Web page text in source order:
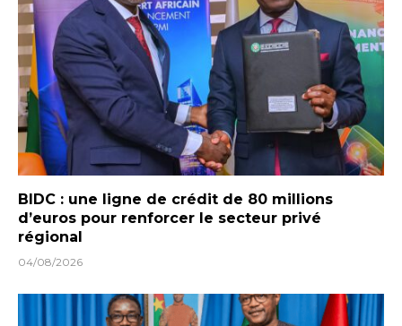
BIDC : une ligne de crédit de 80 millions
d’euros pour renforcer le secteur privé
régional
04/08/2026